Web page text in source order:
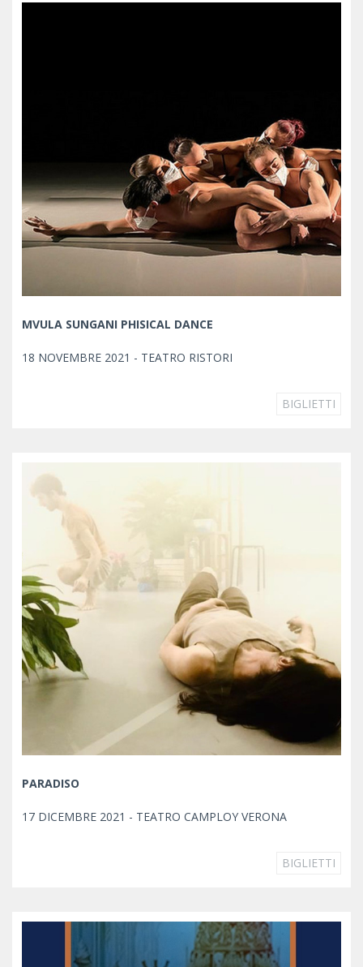
MVULA SUNGANI PHISICAL DANCE
18 NOVEMBRE 2021 - TEATRO RISTORI
BIGLIETTI
PARADISO
17 DICEMBRE 2021 - TEATRO CAMPLOY VERONA
BIGLIETTI